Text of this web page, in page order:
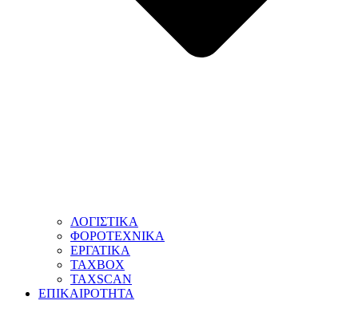
ΛΟΓΙΣΤΙΚΑ
ΦΟΡΟΤΕΧΝΙΚΑ
ΕΡΓΑΤΙΚΑ
TAXBOX
TAXSCAN
ΕΠΙΚΑΙΡΟΤΗΤΑ